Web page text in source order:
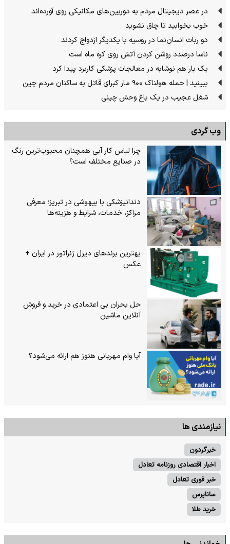
در عصر دیجیتال مردم به دوربین‌های مکانیکی روی آورده‌اند
خوب بخوابید تا چاق نشوید
دو ربات انسان‌نما در روسیه با یکدیگر ازدواج کردند
ناسا درصدد روشن کردن آتش روی کره ماه است
یک بار هم نوشابه در معالجات پزشکی کاربرد پیدا کرد
ببینید | حمله هولناک ۹۰۰ مار کبرای قاتل به ساکنان مردم چین
شغل عجیب در یک باغ وحش چینی
وب گردی
چرا لباس کار آبی همچنان محبوب‌ترین رنگ
در صنایع مختلف است؟
دندانپزشکی با بیهوشی در تبریز؛ معرفی
مراکز، خدمات، شرایط و هزینه‌ها
بهترین برندهای دیزل ژنراتور در ایران +
عکس
حل بحران بی‌ اعتمادی در خرید و فروش
آنلاین ماشین
آیا وام مهربانی هنوز هم ارائه می‌شود؟
نیازمندی ها
خبرگردون
اخبار اقتصادی روزنامه تعادل
خبر فوری تعادل
ساناپرس
خرید طلا